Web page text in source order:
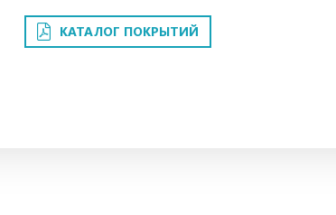
КАТАЛОГ ПОКРЫТИЙ